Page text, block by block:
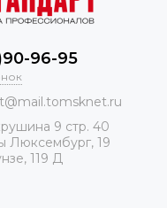
96-95
9 стр. 40
Люксембург, 19
119 Д